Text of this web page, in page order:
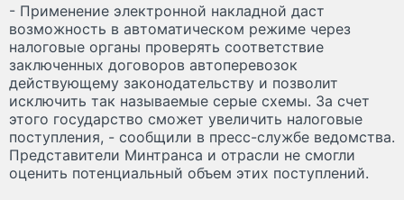
- Применение электронной накладной даст
возможность в автоматическом режиме через
налоговые органы проверять соответствие
заключенных договоров автоперевозок
действующему законодательству и позволит
исключить так называемые серые схемы. За счет
этого государство сможет увеличить налоговые
поступления, - сообщили в пресс-службе ведомства.
Представители Минтранса и отрасли не смогли
оценить потенциальный объем этих поступлений.